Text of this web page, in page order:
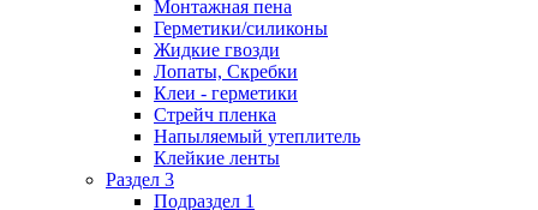
Монтажная пена
Герметики/силиконы
Жидкие гвозди
Лопаты, Скребки
Клеи - герметики
Стрейч пленка
Напыляемый утеплитель
Клейкие ленты
Раздел 3
Подраздел 1